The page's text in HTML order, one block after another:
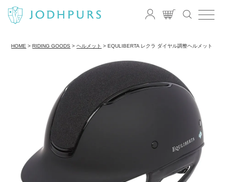
HOME RIDING GOODS ヘルメット EQULIBERTA レクラ ダイヤル調整ヘルメット